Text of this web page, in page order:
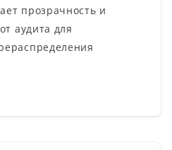
прозрачность и
аудита для